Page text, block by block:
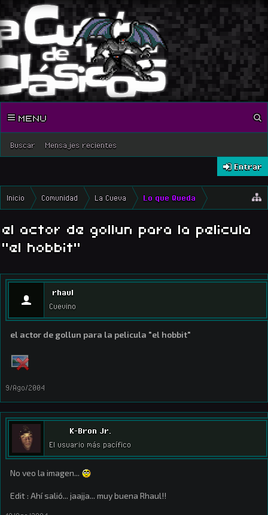
Buscar Mensajes recientes
MENU
Entrar
Inicio Comunidad La Cueva Lo que Queda
el actor de gollun para la pelicula
"el hobbit"
rhaul
Cuevino
el actor de gollun para la pelicula "el hobbit"
9/Ago/2004
K-Bron Jr.
El usuario más pacífico
No veo la imagen...
Edit : Ahí salió... jaajja... muy buena Rhaul!!